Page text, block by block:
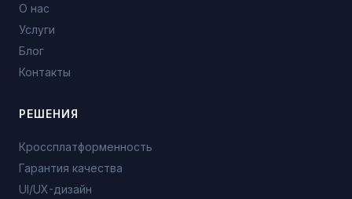
О нас
Услуги
Блог
Контакты
РЕШЕНИЯ
Кроссплатформенность
Гарантия качества
UI/UX-дизайн